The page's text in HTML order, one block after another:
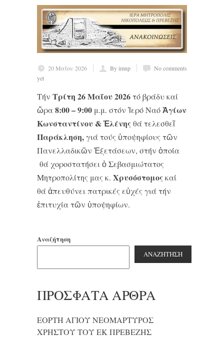
20 Μαΐου 2026 By imnp
No comments
yet
Τήν Τρίτη 26 Μαΐου 2026τό βράδυ καί
ὥρα8:00 – 9:00 μ.μ. στόν Ἱερό ΝαόἉγίων
Κωνσταντίνου & Ἑλένηςθά τελεσθεῖ
Παράκληση,γιά τούς ὑποψηφίους τῶν
Πανελλαδικῶν Ἐξετάσεων, στήν ὁποία
θά χοροστατήσει ὁ Σεβασμιώτατος
Μητροπολίτης μας κ. Χρυσόστομοςκαί
θά ἀπευθύνει πατρικές εὐχές γιά τήν
ἐπιτυχία τῶν ὑποψηφίων.
Αναζήτηση
ΑΝΑΖΉΤΗΣΗ
ΠΡΌΣΦΑΤΑ ΆΡΘΡΑ
ΕΟΡΤΗ ΑΓΙΟΥ ΝΕΟΜΑΡΤΥΡΟΣ
ΧΡΗΣΤΟΥ ΤΟΥ ΕΚ ΠΡΕΒΕΖΗΣ